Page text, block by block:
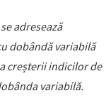
adresează
dobândă variabilă
creșterii indicilor de
variabilă.